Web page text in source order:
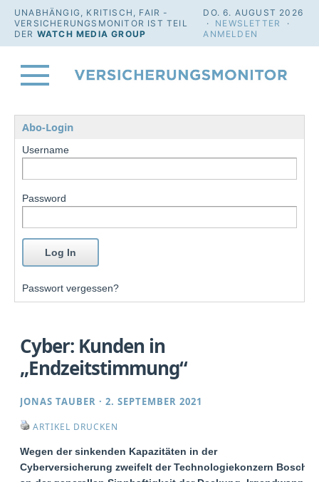
UNABHÄNGIG, KRITISCH, FAIR -
VERSICHERUNGSMONITOR IST TEIL
DER WATCH MEDIA GROUP
DO. 6. AUGUST 2026
· NEWSLETTER
·
ANMELDEN
Abo-Login
Username
Password
Passwort vergessen?
Cyber: Kunden in
„Endzeitstimmung“
JONAS TAUBER ·2. SEPTEMBER 2021
ARTIKEL DRUCKEN
Wegen der sinkenden Kapazitäten in der
Cyberversicherung zweifelt der Technologiekonzern Bosch